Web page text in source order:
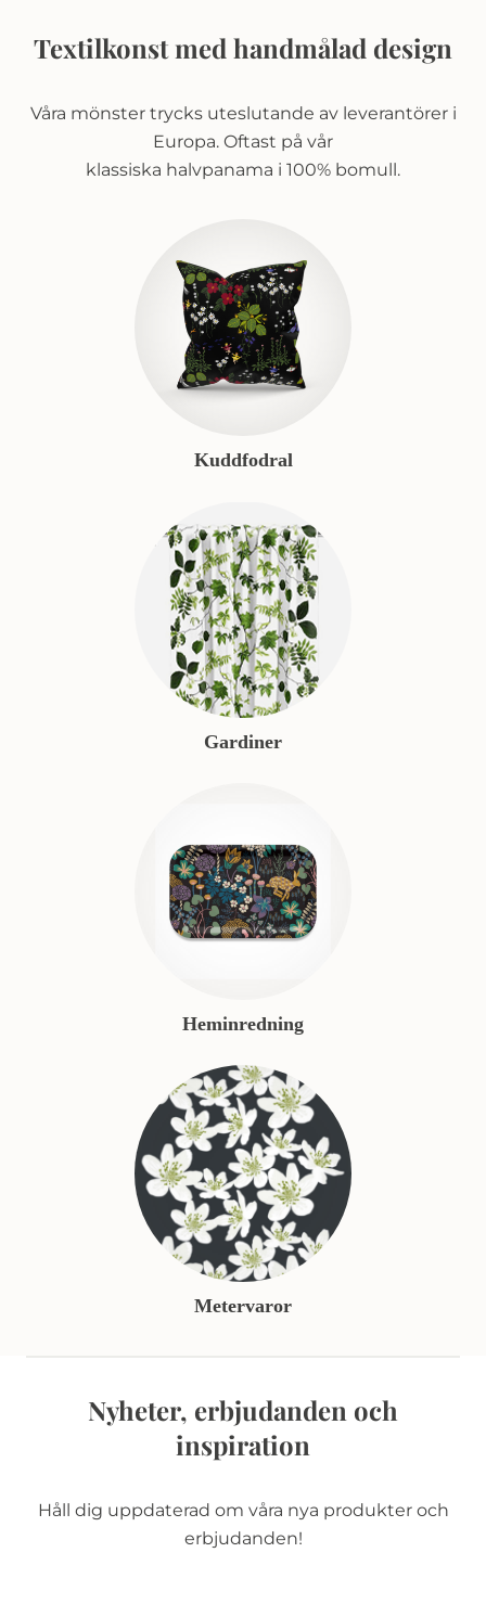
Textilkonst med handmålad design
Våra mönster trycks uteslutande av leverantörer i
Europa. Oftast på vår
klassiska halvpanama i 100% bomull.
Kuddfodral
Gardiner
Heminredning
Metervaror
Nyheter, erbjudanden och
inspiration
Håll dig uppdaterad om våra nya produkter och
erbjudanden!